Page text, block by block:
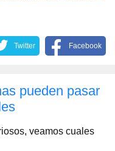
Twitter Facebook
pueden pasar
veamos cuales